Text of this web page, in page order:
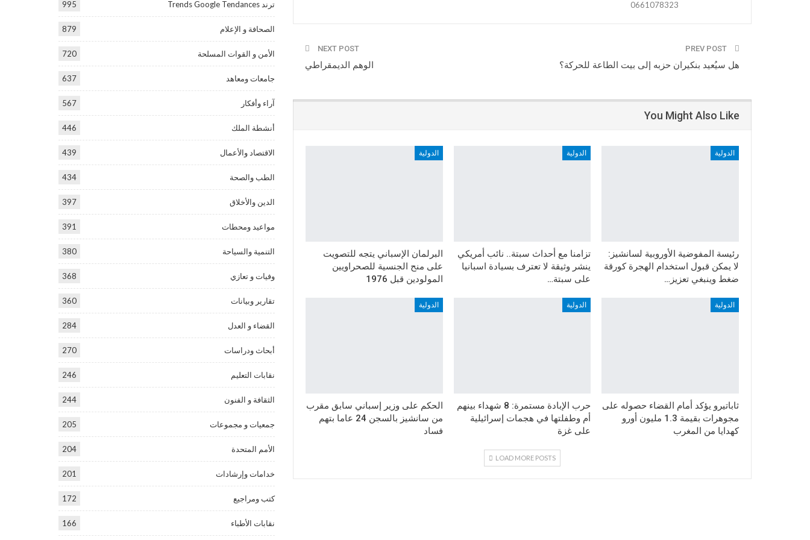
0661078323
هل سيُعيد بنكيران حزبه إلى بيت الطاعة للحركة؟
NEXT POST
الوهم الديمقراطي
You Might Also Like
الدولية
رئيسة المفوضية الأوروبية لسانشيز:
لا يمكن قبول استخدام الهجرة كورقة
ضغط وينبغي تعزيز…
الدولية
تزامنا مع أحداث سبتة.. نائب أمريكي
ينشر وثيقة لا تعترف بسيادة اسبانيا
على سبتة…
الدولية
البرلمان الإسباني يتجه للتصويت
على منح الجنسية للصحراويين
المولودين قبل 1976
الدولية
ثاباتيرو يؤكد أمام القضاء حصوله على
مجوهرات بقيمة 1.3 مليون أورو
كهدايا من المغرب
الدولية
حرب الإبادة مستمرة: 8 شهداء بينهم
أم وطفلتها في هجمات إسرائيلية
على غزة
الدولية
الحكم على وزير إسباني سابق مقرب
من سانشيز بالسجن 24 عاما بتهم
فساد
LOAD MORE POSTS
ترند Trends Google Tendances 995
الصحافة و الإعلام 879
الأمن و القوات المسلحة 720
جامعات ومعاهد 637
آراء وأفكار 567
أنشطة الملك 446
الاقتصاد والأعمال 439
الطب والصحة 434
الدين والأخلاق 397
مواعيد ومحطات 391
التنمية والسياحة 380
وفيات و تعازي 368
تقارير وبيانات 360
القضاء و العدل 284
أبحاث ودراسات 270
نقابات التعليم 246
الثقافة و الفنون 244
جمعيات و مجموعات 205
الأمم المتحدة 204
خدامات وإرشادات 201
كتب ومراجيع 172
نقابات الأطباء 166